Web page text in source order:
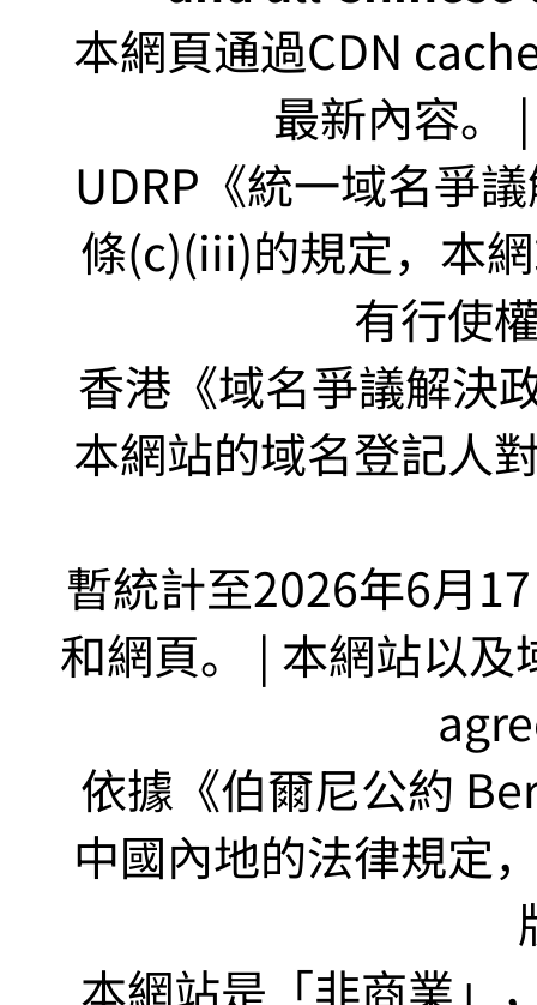
本網頁通過CDN
最新內容。
UDRP《統一域名爭
條(c)(iii)的規定，本
有行使
香港《域名爭議解決
本網站的域名登記人
暫統計至2026年6月
和網頁。 | 本網站以
依據《伯爾尼公約
中國內地的法律規定
本網站是「非商業